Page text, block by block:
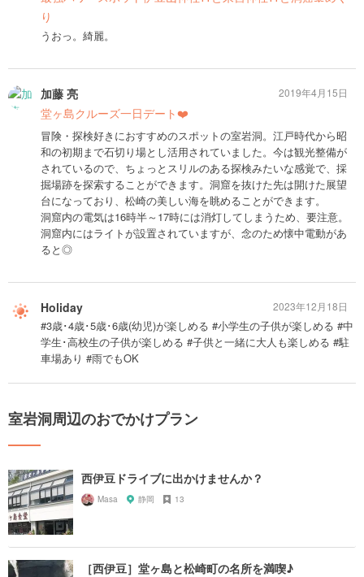
り
うおっ。綺麗。
加藤 亮
堂ヶ島クルーズ一日デート❤️
冒険・探検好きにおすすめのスポットの室岩洞。江戸時代から昭
和の初期まで石切り場とし活用されていました。今は観光整備が
されているので、ちょっとスリルのある探検みたいな感覚で、採
掘場跡を探索することができます。洞窟を抜けた先は開けた展望
台になっており、松崎の美しい海を眺めることができます。
洞窟内の電気は16時半～17時には消灯してしまうため、要注意。
洞窟内にはライトが設置されていますが、念のため懐中電動があ
ると◎
2019年4月15日
Holiday
#3歳･4歳･5歳･6歳(幼児)が楽しめる #小学生の子供が楽しめる #中
学生･高校生の子供が楽しめる #子供と一緒に大人も楽しめる #駐
車場あり #雨でもOK
2023年12月18日
室岩洞周辺のおでかけプラン
西伊豆ドライブに出かけませんか？
Masa 静岡 13
［西伊豆］堂ヶ島と松崎町の名所を満喫♪